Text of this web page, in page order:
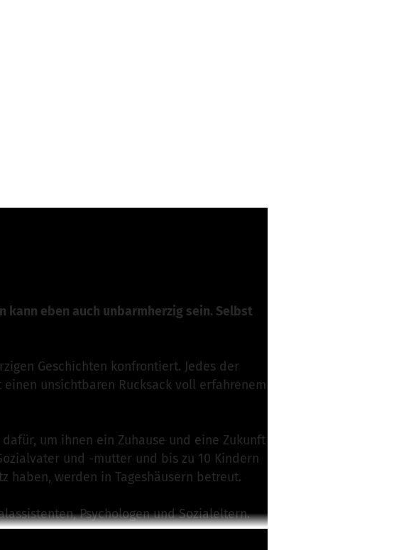
kann eben auch unbarmherzig sein. Selbst
Geschichten konfrontiert. Jedes der
unsichtbaren Rucksack voll erfahrenem
um ihnen ein Zuhause und eine Zukunft
und -mutter und bis zu 10 Kindern
haben, werden in Tageshäusern betreut.
Psychologen und Sozialeltern.
Leben vorzubereiten. Jugendliche, die mit